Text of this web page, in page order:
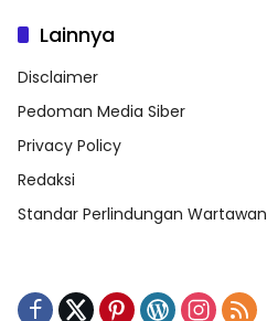
Lainnya
Disclaimer
Pedoman Media Siber
Privacy Policy
Redaksi
Standar Perlindungan Wartawan